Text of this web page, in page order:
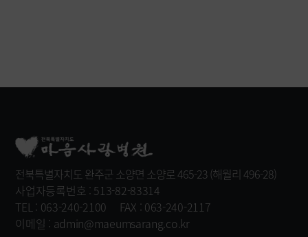
전북특별자치도 완주군 소양면 소양로 465-23 (해월리 496-28)
사업자등록번호 : 513-82-83314
TEL : 063-240-2100
FAX : 063-240-2117
이메일 : admin@maeumsarang.co.kr